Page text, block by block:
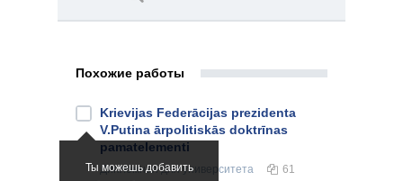
Похожие работы
Ты можешь добавить
Krievijas Federācijas prezidenta
V.Putina ārpolitiskās doktrīnas
pamatelementi
Дипломнаядля университета 61